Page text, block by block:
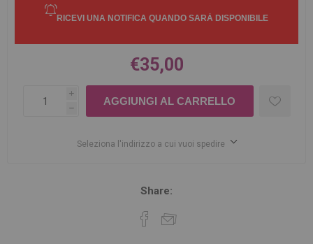
€35,00
i
h
Seleziona l'indirizzo a cui vuoi spedire
Share: